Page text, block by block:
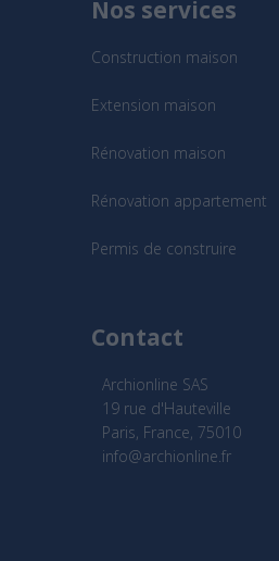
Nos services
Construction maison
Extension maison
Rénovation maison
Rénovation appartement
Permis de construire
Contact
Archionline SAS
19 rue d'Hauteville
Paris, France, 75010
info@archionline.fr